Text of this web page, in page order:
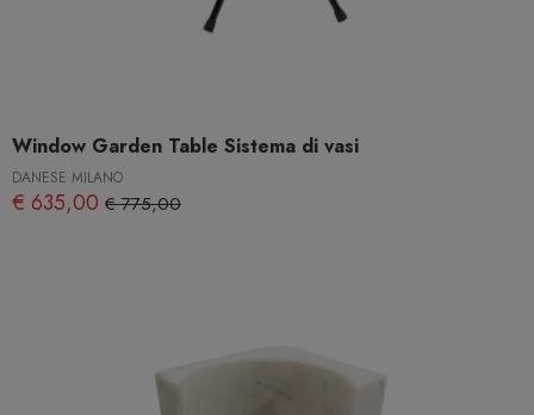
Window Garden Table Sistema di vasi
DANESE MILANO
€ 635,00 € 775,00